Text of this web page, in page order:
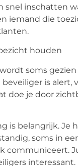
inschatten
iemand die
houden
soms
is
doe je door
is belangrijk. Je
soms in
communiceert.
interessant.